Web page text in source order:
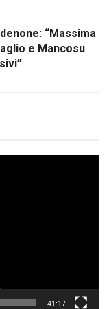
“Massima
e Mancosu
41:17